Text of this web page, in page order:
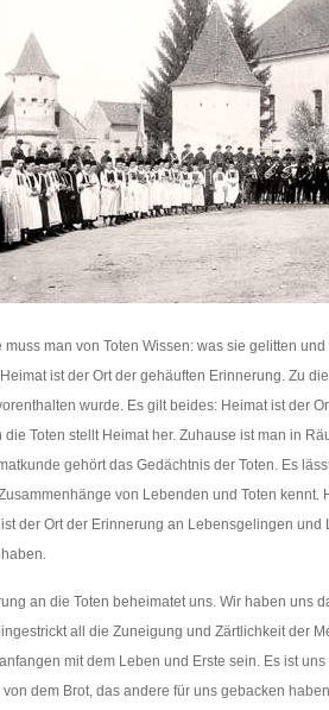
man von Toten Wissen: was sie gelitten
ist der Ort der gehäuften Erinnerung. Zu
wurde. Es gilt beides: Heimat ist der
die Toten stellt Heimat her. Zuhause ist man in
gehört das Gedächtnis der Toten. Es
von Lebenden und Toten kennt.
der Ort der Erinnerung an Lebensgelingen und
an die Toten beheimatet uns. Wir haben uns
all die Zuneigung und Zärtlichkeit der
mit dem Leben und Erste sein. Es ist
dem Brot, das andere für uns gebacken